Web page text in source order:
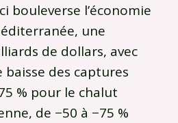
bouleverse l’économie
une
de dollars, avec
baisse des captures
% pour le chalut
de −50 à −75 %